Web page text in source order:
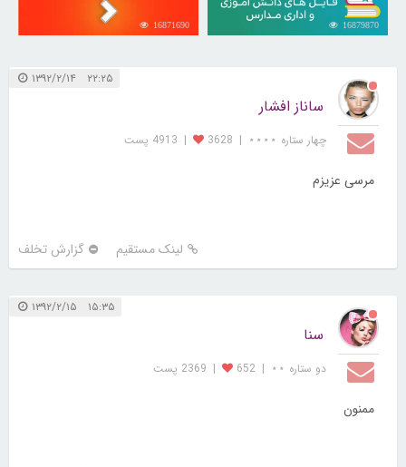
16879870
16871690
۲۲:۲۵ ۱۳۹۲/۲/۱۴
ساناز افشار
چهار ستاره ⋆⋆⋆⋆ |
3628
| 4913 پست
مرسی عزیزم
لینک مستقیم گزارش تخلف
۱۵:۳۵ ۱۳۹۲/۲/۱۵
سنا
دو ستاره ⋆⋆ |
652
| 2369 پست
ممنون